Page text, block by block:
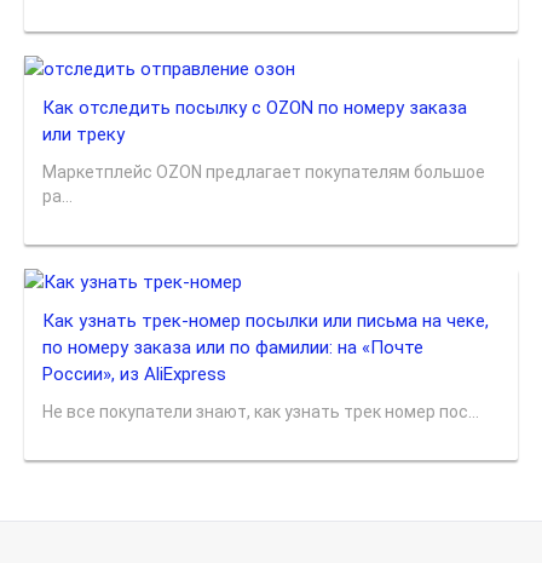
Как отследить посылку с OZON по номеру заказа
или треку
Маркетплейс OZON предлагает покупателям большое
ра...
Как узнать трек-номер посылки или письма на чеке,
по номеру заказа или по фамилии: на «Почте
России», из AliExpress
Не все покупатели знают, как узнать трек номер пос...